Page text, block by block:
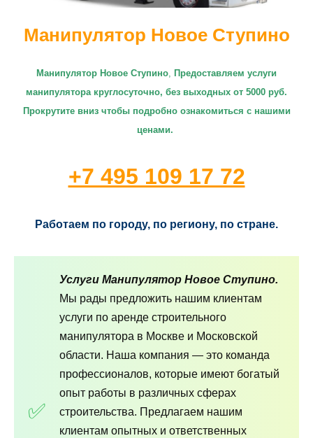
Манипулятор Новое Ступино
Манипулятор Новое Ступино, Предоставляем услуги
манипулятора круглосуточно, без выходных от 5000 руб.
Прокрутите вниз чтобы подробно ознакомиться с нашими
ценами.
+7 495 109 17 72
Работаем по городу, по региону, по стране.
Услуги Манипулятор Новое Ступино.
Мы рады предложить нашим клиентам
услуги по аренде строительного
манипулятора в Москве и Московской
области. Наша компания — это команда
профессионалов, которые имеют богатый
опыт работы в различных сферах
строительства. Предлагаем нашим
клиентам опытных и ответственных